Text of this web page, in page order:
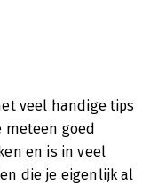
veel handige tips
meteen goed
en is in veel
die je eigenlijk al